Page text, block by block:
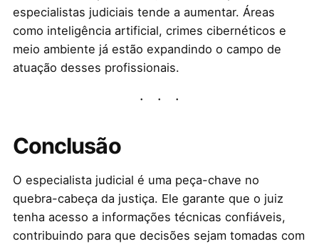
especialistas judiciais tende a aumentar. Áreas
como inteligência artificial, crimes cibernéticos e
meio ambiente já estão expandindo o campo de
atuação desses profissionais.
Conclusão
O especialista judicial é uma peça-chave no
quebra-cabeça da justiça. Ele garante que o juiz
tenha acesso a informações técnicas confiáveis,
contribuindo para que decisões sejam tomadas com